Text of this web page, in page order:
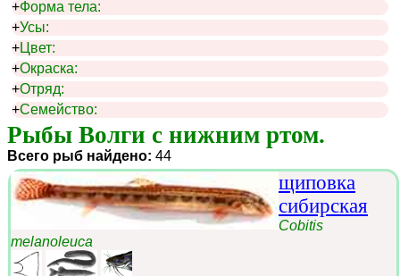
+Форма тела:
+Усы:
+Цвет:
+Окраска:
+Отряд:
+Семейство:
Рыбы Волги с нижним ртом.
Всего рыб найдено: 44
щиповка
сибирская
Cobitis
melanoleuca